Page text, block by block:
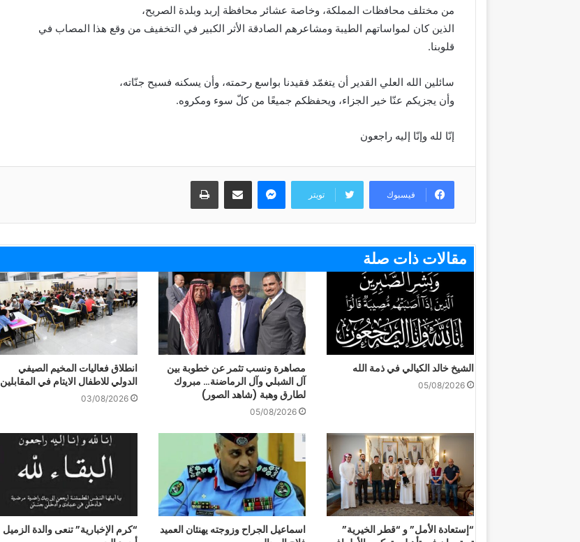
من مختلف محافظات المملكة، وخاصة عشائر محافظة إربد وبلدة الصريح،
الذين كان لمواساتهم الطيبة ومشاعرهم الصادقة الأثر الكبير في التخفيف من وقع هذا المصاب في
قلوبنا.
سائلين الله العلي القدير أن يتغمّد فقيدنا بواسع رحمته، وأن يسكنه فسيح جنّاته،
وأن يجزيكم عنّا خير الجزاء، ويحفظكم جميعًا من كلّ سوء ومكروه.
إنّا لله وإنّا إليه راجعون
فيسبوك تويتر
ماسنجر مشاركة عبر البريد طباعة
مقالات ذات صلة
الشيخ خالد الكيالي في ذمة الله
05/08/2026
مصاهرة ونسب تثمر عن خطوبة بين
آل الشبلي وآل الرماضنة… مبروك
لطارق وهبة (شاهد الصور)
05/08/2026
انطلاق فعاليات المخيم الصيفي
الدولي للاطفال الايتام في المقابلين
03/08/2026
“إستعادة الأمل” و “قطر الخيرية”
اسماعيل الجراح وزوجته يهنئان العميد
“كرم الإخبارية” تنعى والدة الزميل